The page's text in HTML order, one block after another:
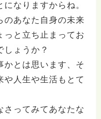
なりますからね。
のあなた自身の未来
っと立ち止まってお
しょうか？
かとは思います、そ
や人生や生活もとて
さってみてあなたな